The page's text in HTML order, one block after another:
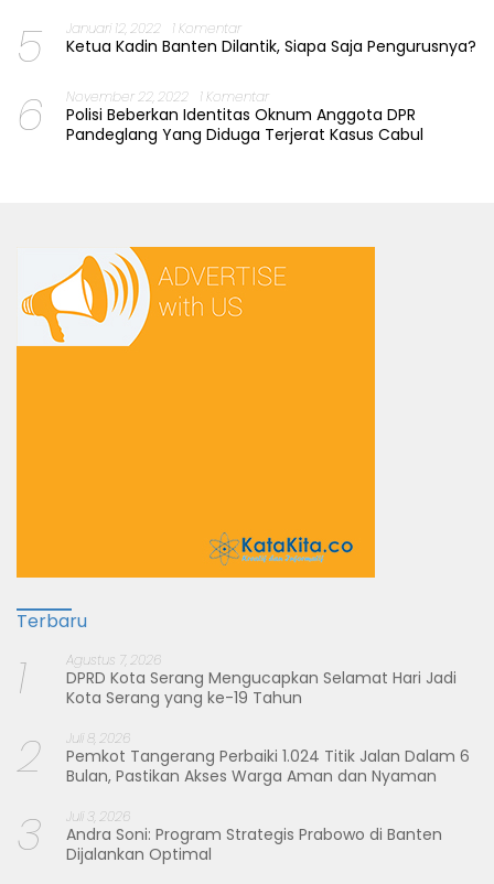
5 Januari 12, 2022 1 Komentar
Ketua Kadin Banten Dilantik, Siapa Saja Pengurusnya?
6 November 22, 2022 1 Komentar
Polisi Beberkan Identitas Oknum Anggota DPR
Pandeglang Yang Diduga Terjerat Kasus Cabul
Terbaru
1 Agustus 7, 2026
DPRD Kota Serang Mengucapkan Selamat Hari Jadi
Kota Serang yang ke-19 Tahun
2 Juli 8, 2026
Pemkot Tangerang Perbaiki 1.024 Titik Jalan Dalam 6
Bulan, Pastikan Akses Warga Aman dan Nyaman
3 Juli 3, 2026
Andra Soni: Program Strategis Prabowo di Banten
Dijalankan Optimal